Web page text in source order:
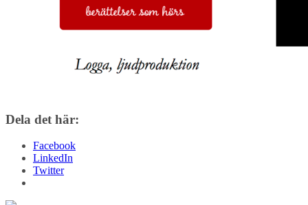
Dela det här:
Facebook
LinkedIn
Twitter